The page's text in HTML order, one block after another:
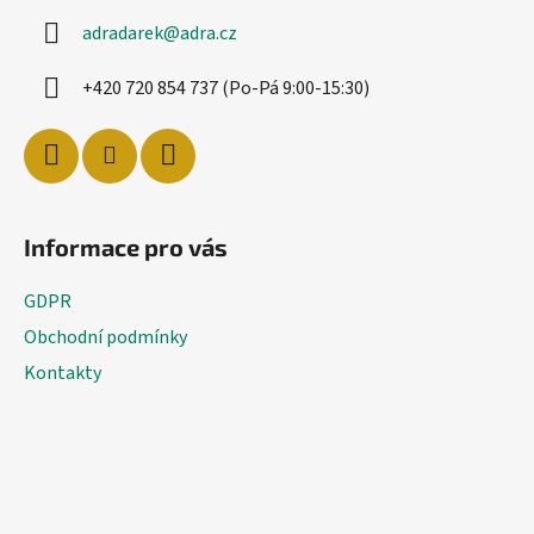
adradarek@adra.cz
+420 720 854 737 (Po-Pá 9:00-15:30)
Informace pro vás
GDPR
Obchodní podmínky
Kontakty